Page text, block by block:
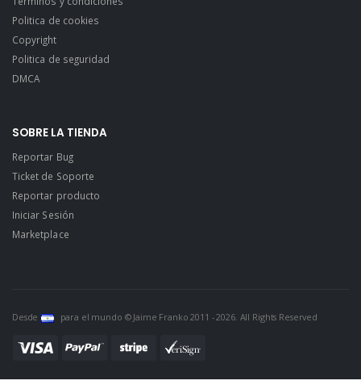
Politica de cookies
Copyright
Politica de seguridad
DMCA
SOBRE LA TIENDA
Reportar Bug
Ticket de Soporte
Reportar producto
Iniciar Sesión
Marketplace
Desde para el mundo © Jaime Franko 2011 - 2026. All Rights Reserved